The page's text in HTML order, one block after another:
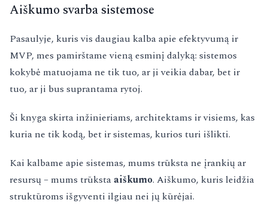
Aiškumo svarba sistemose
Pasaulyje, kuris vis daugiau kalba apie efektyvumą ir
MVP, mes pamirštame vieną esminį dalyką: sistemos
kokybė matuojama ne tik tuo, ar ji veikia dabar, bet ir
tuo, ar ji bus suprantama rytoj.
Ši knyga skirta inžinieriams, architektams ir visiems, kas
kuria ne tik kodą, bet ir sistemas, kurios turi išlikti.
Kai kalbame apie sistemas, mums trūksta ne įrankių ar
resursų – mums trūksta aiškumo. Aiškumo, kuris leidžia
struktūroms išgyventi ilgiau nei jų kūrėjai.